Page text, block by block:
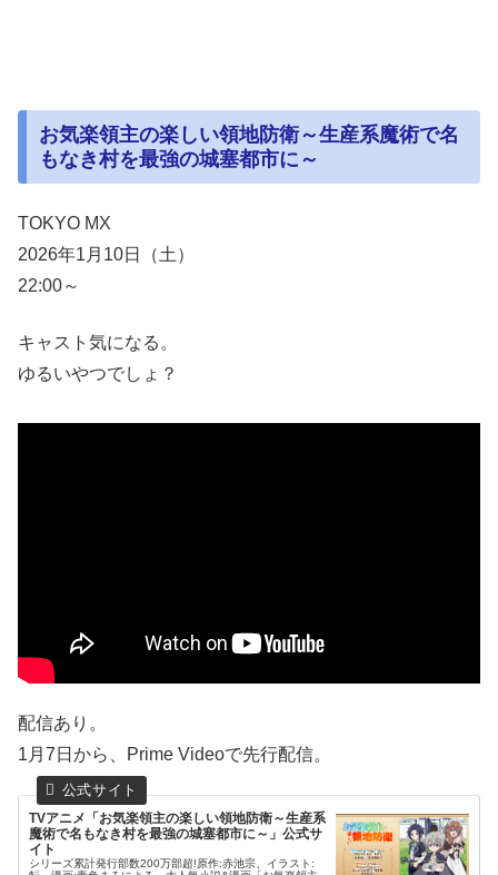
お気楽領主の楽しい領地防衛～生産系魔術で名
もなき村を最強の城塞都市に～
TOKYO MX
2026年1月10日（土）
22:00～
キャスト気になる。
ゆるいやつでしょ？
配信あり。
1月7日から、Prime Videoで先行配信。
TVアニメ「お気楽領主の楽しい領地防衛～生産系
魔術で名もなき村を最強の城塞都市に～」公式サ
イト
シリーズ累計発行部数200万部超!原作:赤池宗、イラスト: